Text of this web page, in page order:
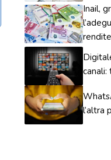
Inail,
l’altra